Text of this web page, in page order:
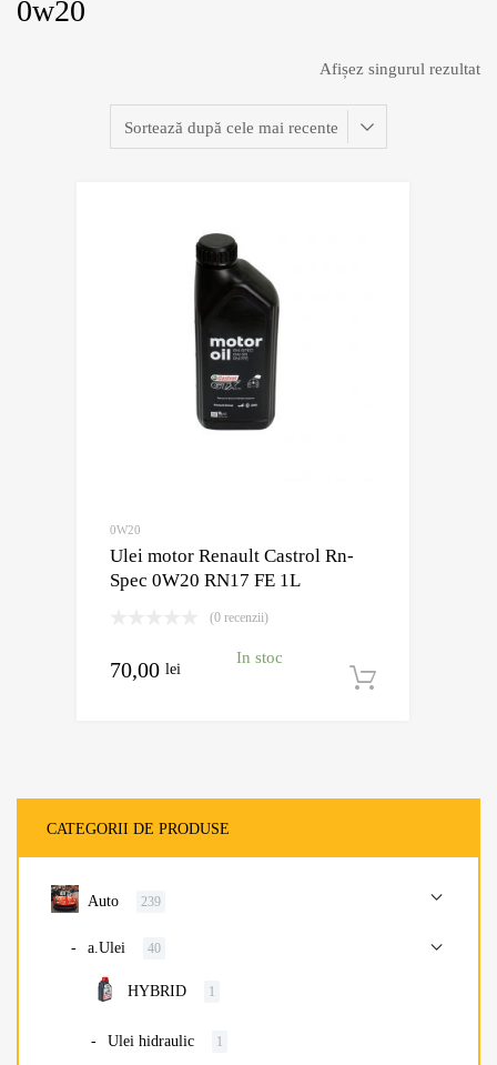
0w20
Afișez singurul rezultat
0W20
Ulei motor Renault Castrol Rn-
Spec 0W20 RN17 FE 1L
(0 recenzii)
70,00 lei
In stoc
CATEGORII DE PRODUSE
Auto 239
a.Ulei 40
HYBRID 1
Ulei hidraulic 1